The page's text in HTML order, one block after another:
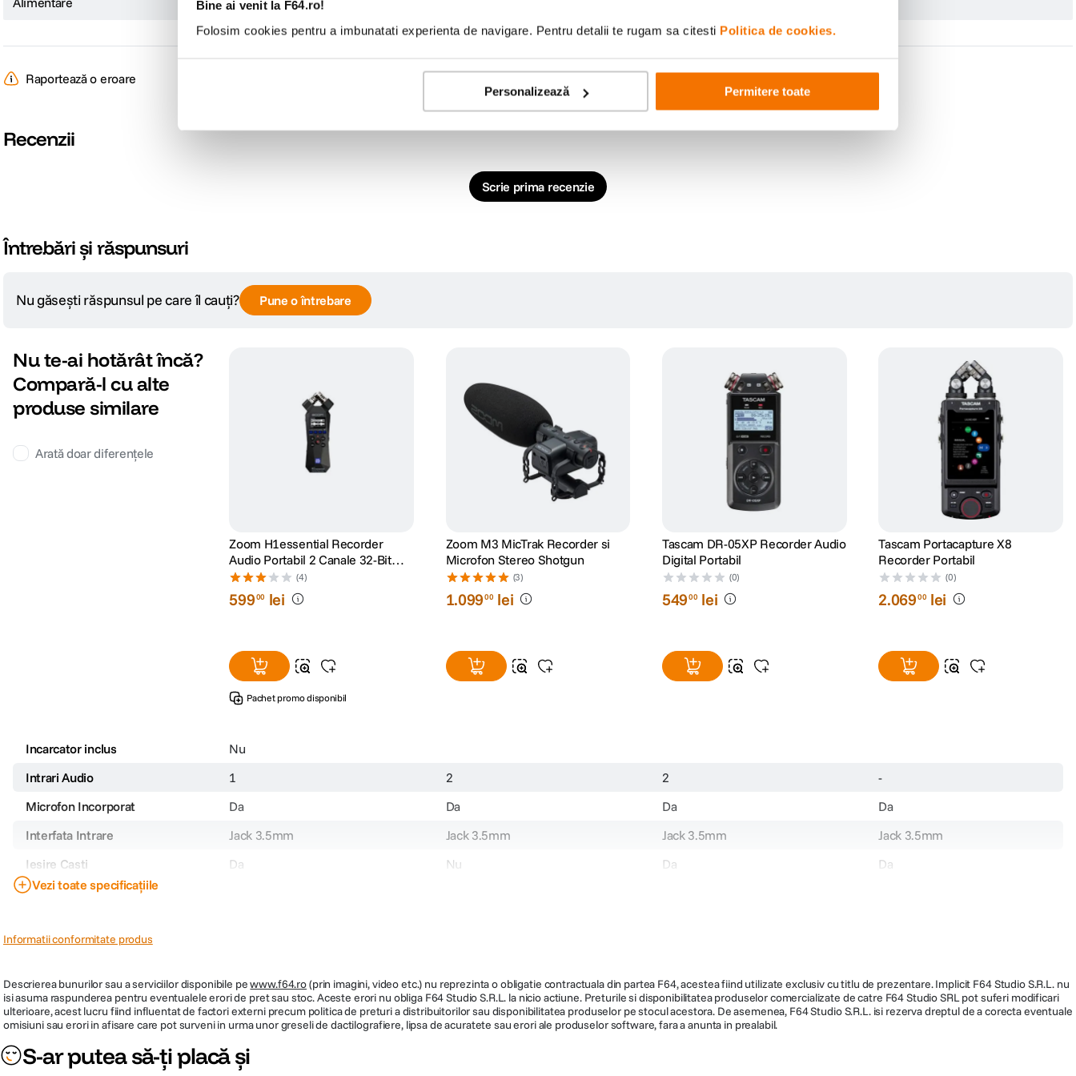
Bine ai venit la F64.ro!
Folosim cookies pentru a imbunatati experienta de navigare. Pentru detalii te rugam sa citesti Politica de cookies.
Personalizează Permitere toate
Timp de inregistrare
50 Hz - 20 kHz @ 44.1 kHz Sample Rate / 16?Bit?LPCM
50 Hz - 18 kHz @ 44.1 kHz Sample Rate / 192?kbps?MP3
60 Hz - 3.4 kHz @ 44.1 kHz Sample Rate / 8?kbps?MP3
Redare
Raportează o eroare
Recenzii
Scrie prima recenzie
Întrebări și răspunsuri
Nu găsești răspunsul pe care îl cauți? Pune o întrebare
Nu te-ai hotărât încă?
Compară-l cu alte
produse similare
Arată doar diferențele
Zoom H1essential Recorder
Audio Portabil 2 Canale 32-Bit
Float
(4)
59900 lei
Pachet promo disponibil
Zoom M3 MicTrak Recorder si
Microfon Stereo Shotgun
(3)
1.09900 lei
Tascam DR-05XP Recorder Audio
Digital Portabil
(0)
54900 lei
Tascam Portacapture X8
Recorder Portabil
(0)
2.06900 lei
Incarcator inclus
Nu
Intrari Audio
1 2 2
-
Microfon Incorporat
Da Da Da
Da
Interfata Intrare
Jack 3.5mm Jack 3.5mm Jack 3.5mm
Jack 3.5mm
Iesire Casti
Da Nu Da
Da
Rata Maxima Esantionare
Vezi toate specificațiile
Informatii conformitate produs
Descrierea bunurilor sau a serviciilor disponibile pewww.f64.ro(prin imagini, video etc.) nu reprezinta o obligatie contractuala din partea F64, acestea fiind utilizate exclusiv cu titlu de prezentare. Implicit F64 Studio S.R.L. nu
isi asuma raspunderea pentru eventualele erori de pret sau stoc. Aceste erori nu obliga F64 Studio S.R.L. la nicio actiune. Preturile si disponibilitatea produselor comercializate de catre F64 Studio SRL pot suferi modificari
ulterioare, acest lucru fiind influentat de factori externi precum politica de preturi a distribuitorilor sau disponibilitatea produselor pe stocul acestora. De asemenea, F64 Studio S.R.L. isi rezerva dreptul de a corecta eventuale
omisiuni sau erori in afisare care pot surveni in urma unor greseli de dactilografiere, lipsa de acuratete sau erori ale produselor software, fara a anunta in prealabil.
S-ar putea să-ți placă și